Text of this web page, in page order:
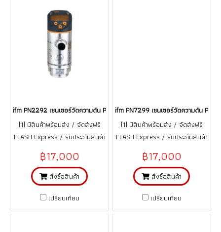
ifm PN2292 เซนเซอร์วัดความดัน Pressure sensor with display (Ranges
(1) มีสินค้าพร้อมส่ง / จัดส่งฟรี
FLASH Express / รับประกันสินค้า
คู่มือ)
฿17,000
สั่งซื้อสินค้า
เปรียบเทียบ
ifm PN7299 เซนเซอร์วัดความดัน
(1) มีสินค้าพร้อมส่ง / จัดส่งฟรี
FLASH Express / รับประกันสินค้า
คู่มือ)
฿17,000
สั่งซื้อสินค้า
เปรียบเทียบ